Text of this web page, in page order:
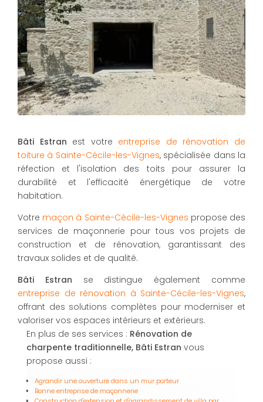
Bâti Estran est votre entreprise de rénovation de
toiture à Sainte-Cécile-les-Vignes, spécialisée dans la
réfection et l'isolation des toits pour assurer la
durabilité et l'efficacité énergétique de votre
habitation.
Votre maçon à Sainte-Cécile-les-Vignes propose des
services de maçonnerie pour tous vos projets de
construction et de rénovation, garantissant des
travaux solides et de qualité.
Bâti Estran se distingue également comme
entreprise de rénovation à Sainte-Cécile-les-Vignes,
offrant des solutions complètes pour moderniser et
valoriser vos espaces intérieurs et extérieurs.
En plus de ses services : Rénovation de
charpente traditionnelle, Bâti Estran vous
propose aussi :
Agrandir une ouverture dans un mur porteur
Bonne entreprise de maçonnerie